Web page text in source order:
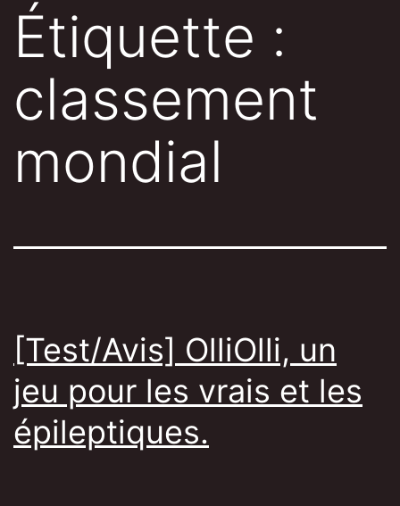
Étiquette :
classement
mondial
[Test/Avis] OlliOlli, un
jeu pour les vrais et les
épileptiques.